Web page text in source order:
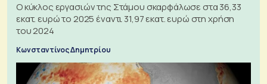
Ο κύκλος εργασιών της Στάμου σκαρφάλωσε στα 36,33
εκατ. ευρώ το 2025 έναντι 31,97 εκατ. ευρώ στη χρήση
του 2024
Κωνσταντίνος Δημητρίου